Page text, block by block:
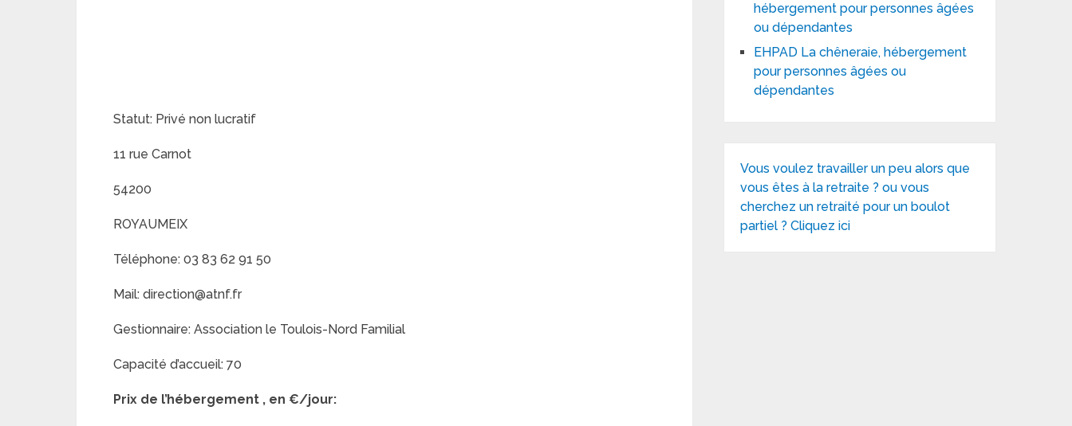
Statut: Privé non lucratif
11 rue Carnot
54200
ROYAUMEIX
Téléphone: 03 83 62 91 50
Mail: direction@atnf.fr
Gestionnaire: Association le Toulois-Nord Familial
Capacité d’accueil: 70
Prix de l’hébergement , en €/jour:
hébergement pour personnes âgées
ou dépendantes
EHPAD La chêneraie, hébergement
pour personnes âgées ou
dépendantes
Vous voulez travailler un peu alors que
vous êtes à la retraite ? ou vous
cherchez un retraité pour un boulot
partiel ? Cliquez ici